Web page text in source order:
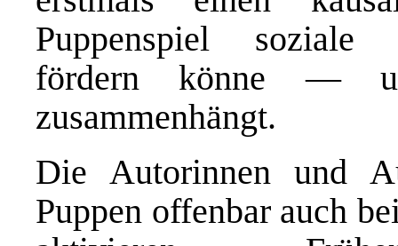
Puppenspiel soziale
fördern könne —
zusammenhängt.
Die Autorinnen und
Puppen offenbar auch